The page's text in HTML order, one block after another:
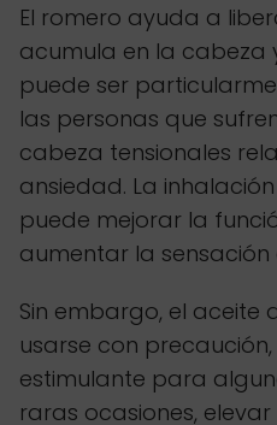
El romero ayuda a
acumula en la cabeza
puede ser
las personas que
cabeza tensionales
ansiedad. La
puede mejorar la
aumentar la sensación
Sin embargo, el aceite
usarse con
estimulante para
raras ocasiones,